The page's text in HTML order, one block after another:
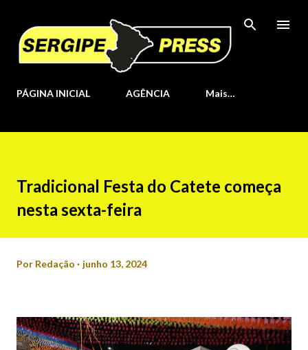
Pular para o conteúdo principal
PÁGINA INICIAL AGÊNCIA Mais…
Tradicional Festa do Catete começa
nesta sexta-feira
Por Redação junho 13, 2024